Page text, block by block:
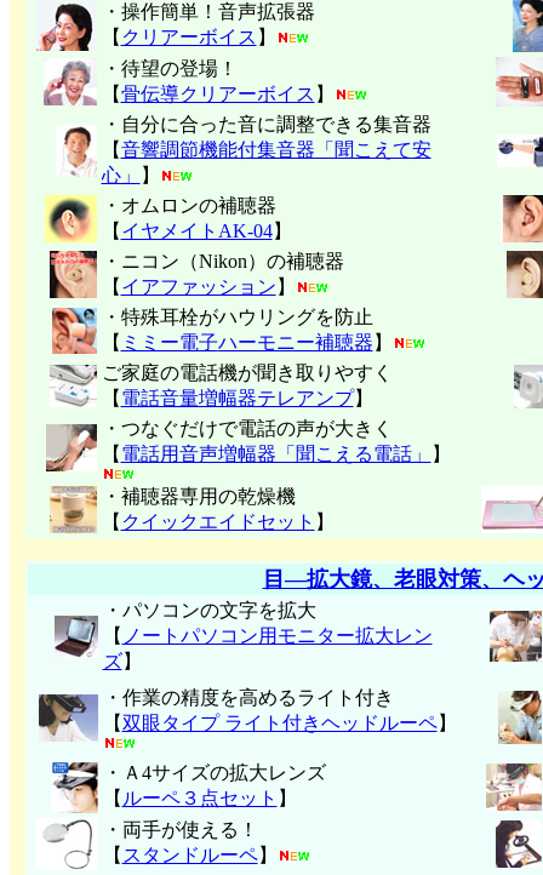
・操作簡単！音声拡張器
【 クリアーボイス 】
・待望の登場！
【骨伝導クリアーボイス 】
・自分に合った音に調整できる集音器
【音響調節機能付集音器「聞こえて安
心」
】
・オムロンの補聴器
【 イヤメイトAK-04】
・ニコン（Nikon）の補聴器
【 イアファッション 】
・特殊耳栓がハウリングを防止
【 ミミー電子ハーモニー補聴器 】
ご家庭の電話機が聞き取りやすく
【 電話音量増幅器テレアンプ】
・つなぐだけで電話の声が大きく
【 電話用音声増幅器「聞こえる電話」 】
・補聴器専用の乾燥機
【 クイックエイドセット 】
目―拡大鏡、老眼対策、ヘ
・パソコンの文字を拡大
【 ノートパソコン用モニター拡大レン
ズ】
・作業の精度を高めるライト付き
【双眼タイプ ライト付きヘッドルーペ】
・Ａ4サイズの拡大レンズ
【 ルーペ３点セット 】
・両手が使える！
【 スタンドルーペ】